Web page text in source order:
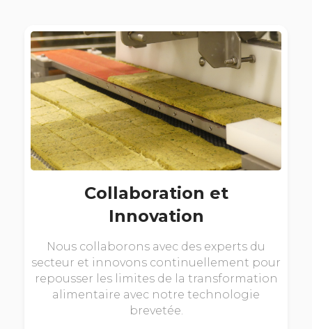
Collaboration et
Innovation
Nous collaborons avec des experts du
secteur et innovons continuellement pour
repousser les limites de la transformation
alimentaire avec notre technologie
brevetée.